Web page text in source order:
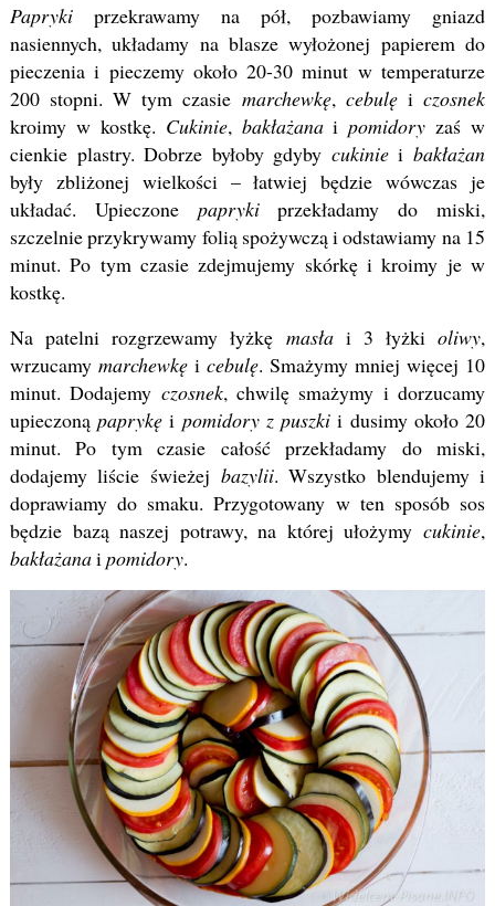
Paprykiprzekrawamy na pół, pozbawiamy gniazd
nasiennych, układamy na blasze wyłożonej papierem do
pieczenia i pieczemy około 20-30 minut w temperaturze
200 stopni. W tym czasie marchewkę, cebulęiczosnek
kroimy w kostkę. Cukinie, bakłażanaipomidory zaś w
cienkie plastry. Dobrze byłoby gdyby cukinieibakłażan
były zbliżonej wielkości – łatwiej będzie wówczas je
układać. Upieczone paprykiprzekładamy do miski,
szczelnie przykrywamy folią spożywczą i odstawiamy na 15
minut. Po tym czasie zdejmujemy skórkę i kroimy je w
kostkę.
Na patelni rozgrzewamy łyżkę masłai 3 łyżkioliwy,
wrzucamy marchewkęi cebulę. Smażymy mniej więcej 10
minut. Dodajemy czosnek, chwilę smażymy i dorzucamy
upieczonąpaprykę i pomidory z puszki i dusimy około 20
minut. Po tym czasie całość przekładamy do miski,
dodajemy liście świeżej bazylii. Wszystko blendujemy i
doprawiamy do smaku. Przygotowany w ten sposób sos
będzie bazą naszej potrawy, na której ułożymycukinie,
bakłażanai pomidory.